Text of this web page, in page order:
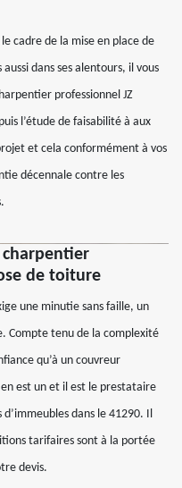
cadre de la mise en place de
dans ses alentours, il vous
professionnel JZ
l’étude de faisabilité à aux
et cela conformément à vos
décennale contre les
charpentier
de toiture
une minutie sans faille, un
Compte tenu de la complexité
qu’à un couvreur
est un et il est le prestataire
dans le 41290. Il
tarifaires sont à la portée
devis.